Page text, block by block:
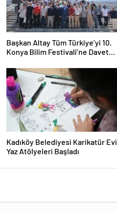
Başkan Altay Tüm Türkiye’yi 10.
Konya Bilim Festivali’ne Davet
Kadıköy Belediyesi Karikatür Evi
Yaz Atölyeleri Başladı